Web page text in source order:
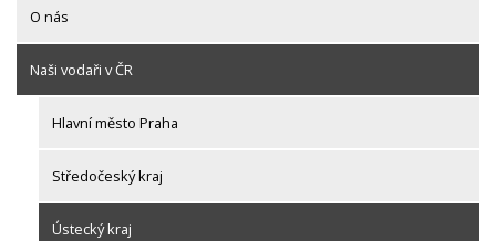
O nás
Naši vodaři v ČR
Hlavní město Praha
Středočeský kraj
Ústecký kraj